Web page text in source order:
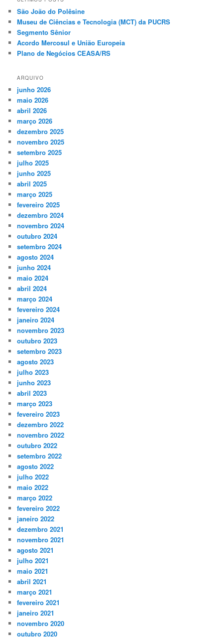
São João do Polêsine
Museu de Ciências e Tecnologia (MCT) da PUCRS
Segmento Sênior
Acordo Mercosul e União Europeia
Plano de Negócios CEASA/RS
ARQUIVO
junho 2026
maio 2026
abril 2026
março 2026
dezembro 2025
novembro 2025
setembro 2025
julho 2025
junho 2025
abril 2025
março 2025
fevereiro 2025
dezembro 2024
novembro 2024
outubro 2024
setembro 2024
agosto 2024
junho 2024
maio 2024
abril 2024
março 2024
fevereiro 2024
janeiro 2024
novembro 2023
outubro 2023
setembro 2023
agosto 2023
julho 2023
junho 2023
abril 2023
março 2023
fevereiro 2023
dezembro 2022
novembro 2022
outubro 2022
setembro 2022
agosto 2022
julho 2022
maio 2022
março 2022
fevereiro 2022
janeiro 2022
dezembro 2021
novembro 2021
agosto 2021
julho 2021
maio 2021
abril 2021
março 2021
fevereiro 2021
janeiro 2021
novembro 2020
outubro 2020